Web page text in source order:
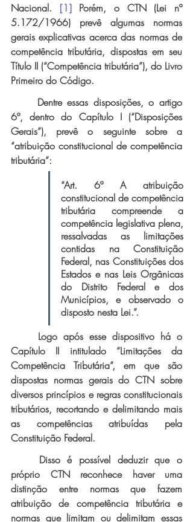
Nacional. [1]
Porém, o CTN (Lei nº
5.172/1966) prevê algumas normas
gerais explicativas acerca das normas de
competência tributária, dispostas em seu
Título II (“Competência tributária”), do Livro
Primeiro do Código.
Dentre essas disposições, o artigo
6º, dentro do Capítulo I (“Disposições
Gerais”), prevê o seguinte sobre a
“atribuição constitucional de competência
tributária”:
“Art. 6º A atribuição
constitucional de competência
tributária compreende a
competência legislativa plena,
ressalvadas as limitações
contidas na Constituição
Federal, nas Constituições dos
Estados e nas Leis Orgânicas
do Distrito Federal e dos
Municípios, e observado o
disposto nesta Lei.”.
Logo após esse dispositivo há o
Capítulo II intitulado “Limitações da
Competência Tributária”, em que são
dispostas normas gerais do CTN sobre
diversos princípios e regras constitucionais
tributários, recortando e delimitando mais
as competências atribuídas pela
Constituição Federal.
Disso é possível deduzir que o
próprio CTN reconhece haver uma
distinção entre normas que fazem
atribuição de competência tributária e
normas que limitam ou delimitam essas